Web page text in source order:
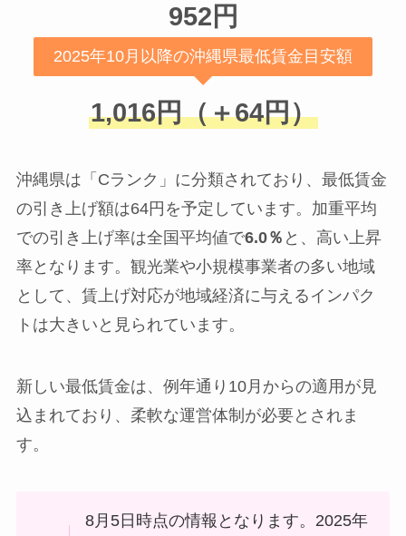
952円
2025年10月以降の沖縄県最低賃金目安額
1,016円（＋64円）
沖縄県は「Cランク」に分類されており、最低賃金
の引き上げ額は64円を予定しています。加重平均
での引き上げ率は全国平均値で6.0％ と、高い上昇
率となります。観光業や小規模事業者の多い地域
として、賃上げ対応が地域経済に与えるインパク
トは大きいと見られています。
新しい最低賃金は、例年通り10月からの適用が見
込まれており、柔軟な運営体制が必要とされま
す。
8月5日時点の情報となります。2025年